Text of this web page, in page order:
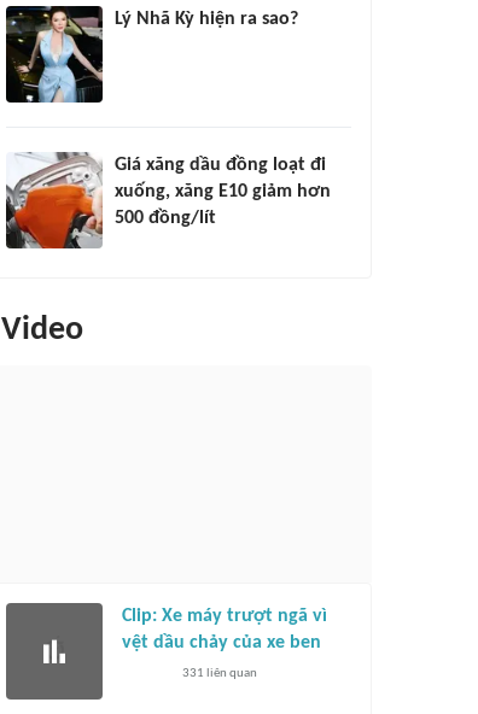
Lý Nhã Kỳ hiện ra sao?
Giá xăng dầu đồng loạt đi
xuống, xăng E10 giảm hơn
500 đồng/lít
Video
Clip: Xe máy trượt ngã vì
vệt dầu chảy của xe ben
331 liên quan